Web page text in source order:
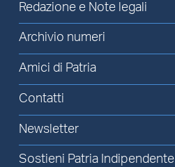
Redazione e Note legali
Archivio numeri
Amici di Patria
Contatti
Newsletter
Sostieni Patria Indipendente